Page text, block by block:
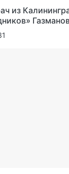
из